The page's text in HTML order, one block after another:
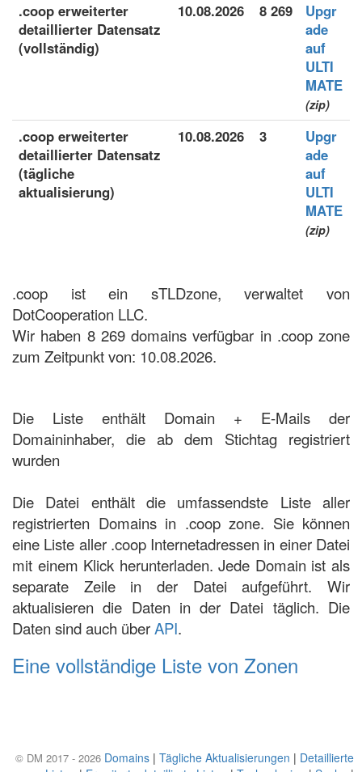
.coop erweiterter
detaillierter Datensatz
(vollständig)
10.08.2026 8 269
Upgr
ade
auf
ULTI
MATE
(zip)
.coop erweiterter
detaillierter Datensatz
(tägliche
aktualisierung)
10.08.2026 3
Upgr
ade
auf
ULTI
MATE
(zip)
.coop ist ein sTLDzone, verwaltet von
DotCooperation LLC.
Wir haben 8 269 domains verfügbar in .coop zone
zum Zeitpunkt von: 10.08.2026.
Die Liste enthält Domain + E-Mails der
Domaininhaber, die ab dem Stichtag registriert
wurden
Die Datei enthält die umfassendste Liste aller
registrierten Domains in .coop zone. Sie können
eine Liste aller .coop Internetadressen in einer Datei
mit einem Klick herunterladen. Jede Domain ist als
separate Zeile in der Datei aufgeführt. Wir
aktualisieren die Daten in der Datei täglich. Die
Daten sind auch überAPI.
Eine vollständige Liste von Zonen
© DM 2017 - 2026 Domains | Tägliche Aktualisierungen | Detaillierte